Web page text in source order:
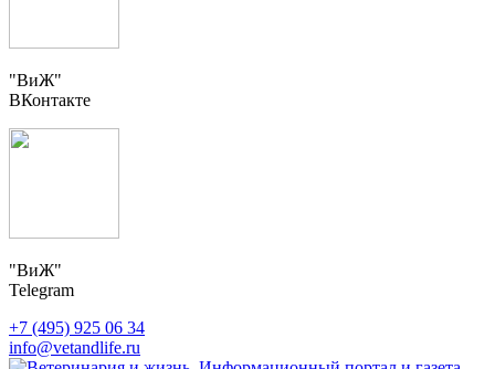
"ВиЖ"
ВКонтакте
"ВиЖ"
Telegram
+7 (495) 925 06 34
info@vetandlife.ru